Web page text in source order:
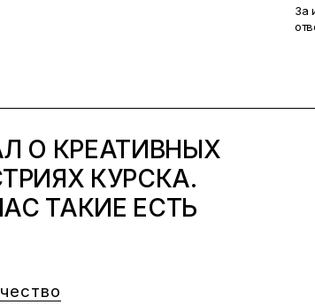
За
О КРЕАТИВНЫХ
КУРСКА.
ТАКИЕ ЕСТЬ